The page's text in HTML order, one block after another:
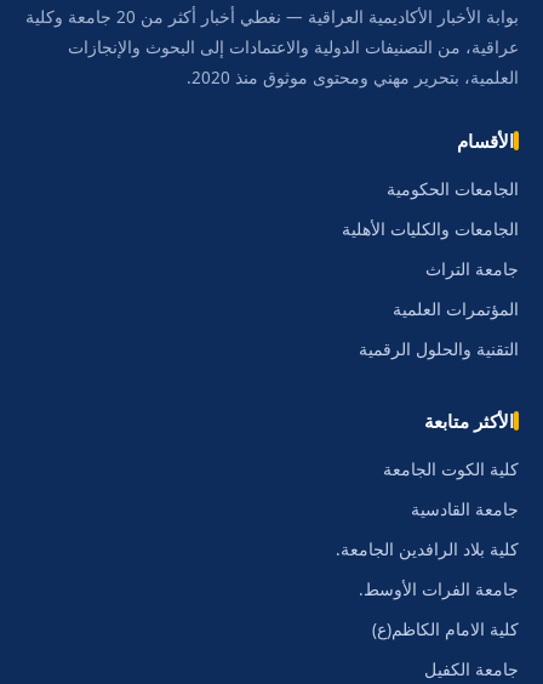
بوابة الأخبار الأكاديمية العراقية — نغطي أخبار أكثر من 20 جامعة وكلية
عراقية، من التصنيفات الدولية والاعتمادات إلى البحوث والإنجازات
العلمية، بتحرير مهني ومحتوى موثوق منذ 2020.
الأقسام
الجامعات الحكومية
الجامعات والكليات الأهلية
جامعة التراث
المؤتمرات العلمية
التقنية والحلول الرقمية
الأكثر متابعة
كلية الكوت الجامعة
جامعة القادسية
كلية بلاد الرافدين الجامعة.
جامعة الفرات الأوسط.
كلية الامام الكاظم(ع)
جامعة الكفيل